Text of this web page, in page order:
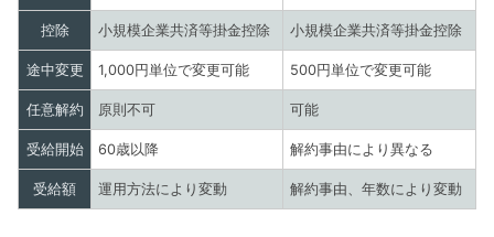
控除 小規模企業共済等掛金控除 小規模企業共済等掛金控除
途中変更 1,000円単位で変更可能 500円単位で変更可能
任意解約 原則不可 可能
受給開始 60歳以降 解約事由により異なる
受給額 運用方法により変動 解約事由、年数により変動